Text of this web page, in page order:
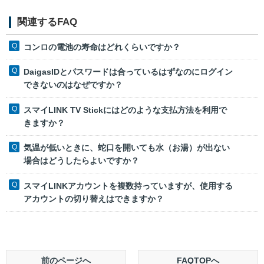
関連するFAQ
コンロの電池の寿命はどれくらいですか？
DaigasIDとパスワードは合っているはずなのにログイン
できないのはなぜですか？
スマイLINK TV Stickにはどのような支払方法を利用で
きますか？
気温が低いときに、蛇口を開いても水（お湯）が出ない
場合はどうしたらよいですか？
スマイLINKアカウントを複数持っていますが、使用する
アカウントの切り替えはできますか？
前のページへ FAQTOPへ